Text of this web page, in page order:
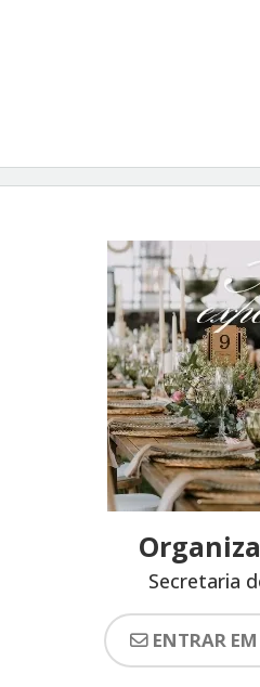
Secretaria
ENTRAR